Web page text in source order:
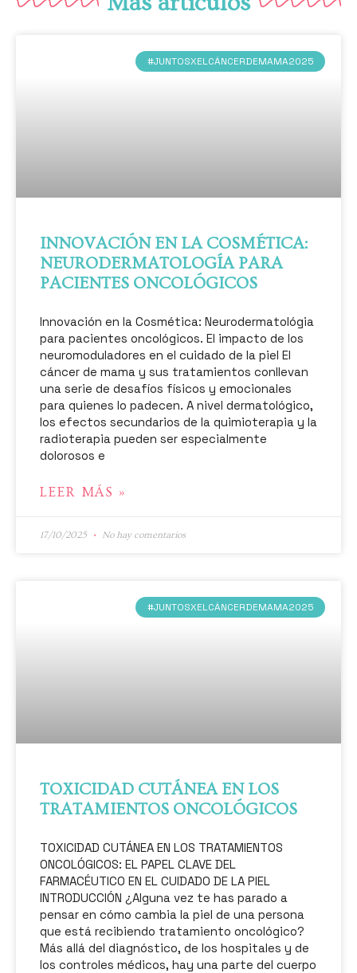
#JUNTOSXELCÁNCERDEMAMA2025
INNOVACIÓN EN LA COSMÉTICA:
NEURODERMATOLOGÍA PARA
PACIENTES ONCOLÓGICOS
Innovación en la Cosmética: Neurodermatológia
para pacientes oncológicos. El impacto de los
neuromoduladores en el cuidado de la piel El
cáncer de mama y sus tratamientos conllevan
una serie de desafíos físicos y emocionales
para quienes lo padecen. A nivel dermatológico,
los efectos secundarios de la quimioterapia y la
radioterapia pueden ser especialmente
dolorosos e
LEER MÁS »
17/10/2025 No hay comentarios
#JUNTOSXELCÁNCERDEMAMA2025
TOXICIDAD CUTÁNEA EN LOS
TRATAMIENTOS ONCOLÓGICOS
TOXICIDAD CUTÁNEA EN LOS TRATAMIENTOS
ONCOLÓGICOS: EL PAPEL CLAVE DEL
FARMACÉUTICO EN EL CUIDADO DE LA PIEL
INTRODUCCIÓN ¿Alguna vez te has parado a
pensar en cómo cambia la piel de una persona
que está recibiendo tratamiento oncológico?
Más allá del diagnóstico, de los hospitales y de
los controles médicos, hay una parte del cuerpo